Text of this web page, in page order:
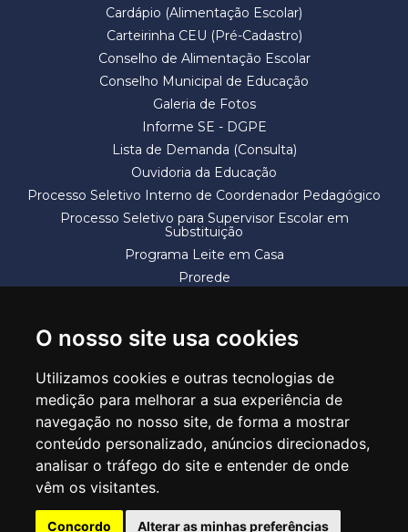
O nosso site usa cookies
Utilizamos cookies e outras tecnologias de
medição para melhorar a sua experiência de
navegação no nosso site, de forma a mostrar
conteúdo personalizado, anúncios direcionados,
analisar o tráfego do site e entender de onde
vêm os visitantes.
Concordo Alterar as minhas preferências
Cardápio (Alimentação Escolar)
Carteirinha CEU (Pré-Cadastro)
Conselho de Alimentação Escolar
Conselho Municipal de Educação
Galeria de Fotos
Informe SE - DGPE
Lista de Demanda (Consulta)
Ouvidoria da Educação
Processo Seletivo Interno de Coordenador Pedagógico
Processo Seletivo para Supervisor Escolar em
Substituição
Programa Leite em Casa
Prorede
SECRETARIA DE EDUCAÇÃO
Rua Claudino Barbosa, 313 - Macedo - Guarulhos/SP CEP 07113-040
Central de Atendimento: *55 11 2475-7300